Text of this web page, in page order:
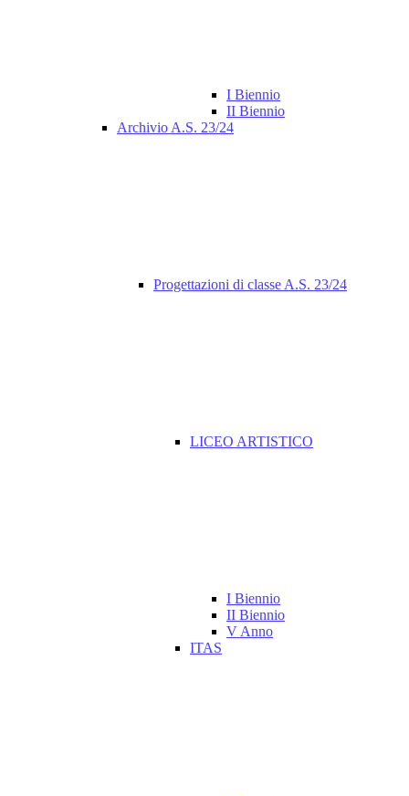
I Biennio
II Biennio
Archivio A.S. 23/24
Progettazioni di classe A.S. 23/24
LICEO ARTISTICO
I Biennio
II Biennio
V Anno
ITAS